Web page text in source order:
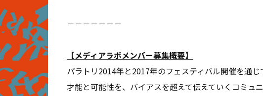
－－－－－－－
【メディアラボメンバー募集概要】
パラトリ2014年と2017年のフェスティバル開催を通
才能と可能性を、バイアスを超えて伝えていくコミュ